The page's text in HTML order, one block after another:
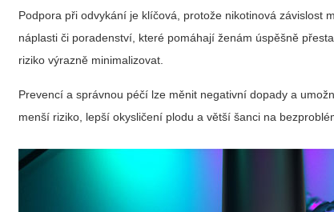
Podpora při odvykání je klíčová, protože nikotinová závislost
náplasti či poradenství, které pomáhají ženám úspěšně
riziko výrazně minimalizovat.
Prevencí a správnou péčí lze měnit negativní dopady a
menší riziko, lepší okysličení plodu a větší šanci na